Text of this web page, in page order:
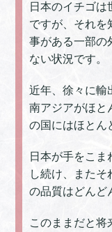
日本のイチゴは
ですが、それを
事がある一部の
ない状況です。
近年、徐々に輸
南アジアがほと
の国にはほとん
日本が手をこま
し続け、また
の品質はどんど
このままだと将